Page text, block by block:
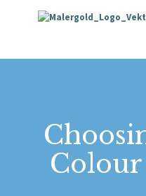
Colour
STARTSEITE
WIE WIR ARBEITEN
KONTAKT